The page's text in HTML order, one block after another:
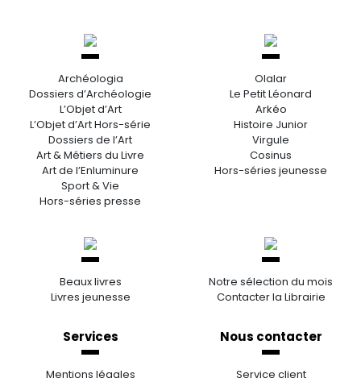
Archéologia
Dossiers d’Archéologie
L’Objet d’Art
L’Objet d’Art Hors-série
Dossiers de l’Art
Art & Métiers du Livre
Art de l’Enluminure
Sport & Vie
Hors-séries presse
Olalar
Le Petit Léonard
Arkéo
Histoire Junior
Virgule
Cosinus
Hors-séries jeunesse
Beaux livres
Livres jeunesse
Notre sélection du mois
Contacter la Librairie
Services
Mentions légales
Nous contacter
Service client